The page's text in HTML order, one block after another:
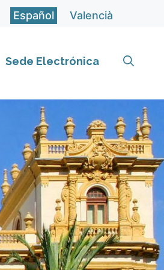
Español Valencià
Sede Electrónica